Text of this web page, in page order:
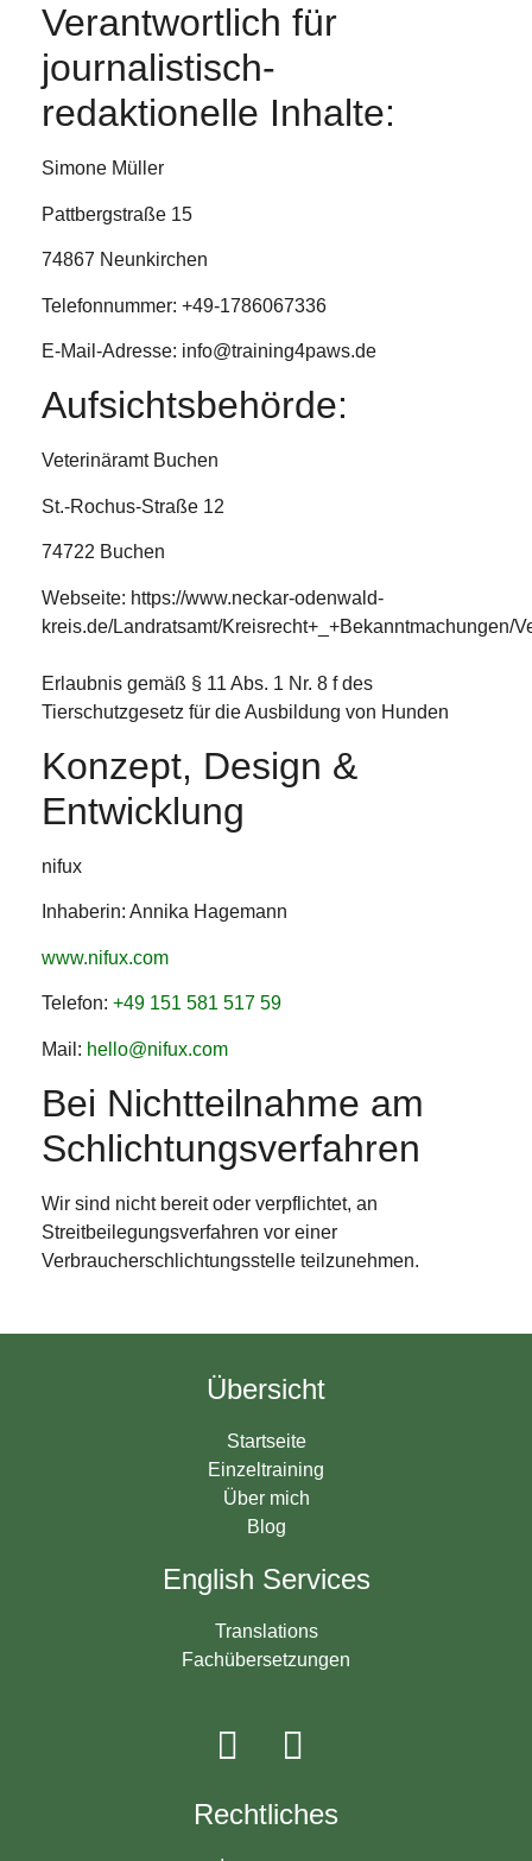
Verantwortlich für
journalistisch-
redaktionelle Inhalte:
Simone Müller
Pattbergstraße 15
74867 Neunkirchen
Telefonnummer: +49-1786067336
E-Mail-Adresse: info@training4paws.de
Aufsichtsbehörde:
Veterinäramt Buchen
St.-Rochus-Straße 12
74722 Buchen
Webseite: https://www.neckar-odenwald-
kreis.de/Landratsamt/Kreisrecht+_+Bekanntmachungen/
Erlaubnis gemäß § 11 Abs. 1 Nr. 8 f des
Tierschutzgesetz für die Ausbildung von Hunden
Konzept, Design &
Entwicklung
nifux
Inhaberin: Annika Hagemann
www.nifux.com
Telefon: +49 151 581 517 59
Mail: hello@nifux.com
Bei Nichtteilnahme am
Schlichtungsverfahren
Wir sind nicht bereit oder verpflichtet, an
Streitbeilegungsverfahren vor einer
Verbraucherschlichtungsstelle teilzunehmen.
Übersicht
Startseite
Einzeltraining
Über mich
Blog
English Services
Translations
Fachübersetzungen
Rechtliches